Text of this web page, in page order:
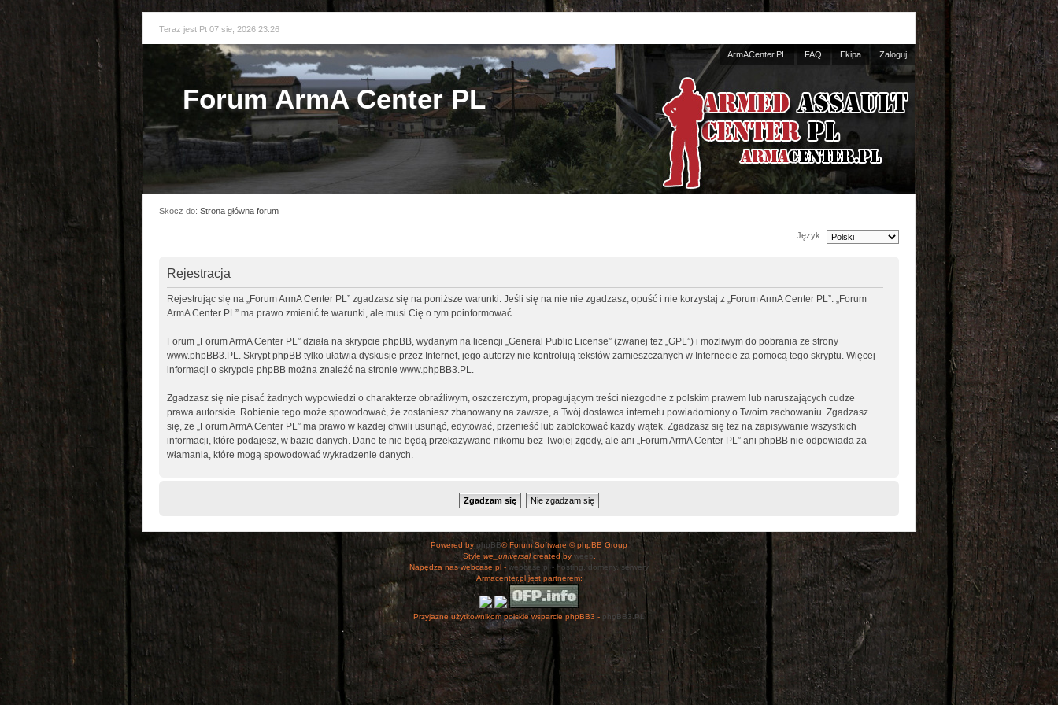
Teraz jest Pt 07 sie, 2026 23:26
ArmACenter.PL FAQ Ekipa Zaloguj
Forum ArmA Center PL
Skocz do: Strona główna forum
Język:
Rejestracja
Rejestrując się na „Forum ArmA Center PL” zgadzasz się na poniższe warunki. Jeśli się na nie nie zgadzasz, opuść i nie korzystaj z „Forum ArmA Center PL”. „Forum
ArmA Center PL” ma prawo zmienić te warunki, ale musi Cię o tym poinformować.
Forum „Forum ArmA Center PL” działa na skrypcie phpBB, wydanym na licencji „ General Public License” (zwanej też „GPL”) i możliwym do pobrania ze strony
www.phpBB3.PL
. Skrypt phpBB tylko ułatwia dyskusje przez Internet, jego autorzy nie kontrolują tekstów zamieszczanych w Internecie za pomocą tego skryptu. Więcej
informacji o skrypcie phpBB można znaleźć na stronie www.phpBB3.PL
Zgadzasz się nie pisać żadnych wypowiedzi o charakterze obraźliwym, oszczerczym, propagującym treści niezgodne z polskim prawem lub naruszających cudze
prawa autorskie. Robienie tego może spowodować, że zostaniesz zbanowany na zawsze, a Twój dostawca internetu powiadomiony o Twoim zachowaniu. Zgadzasz
się, że „Forum ArmA Center PL” ma prawo w każdej chwili usunąć, edytować, przenieść lub zablokować każdy wątek. Zgadzasz się też na zapisywanie wszystkich
informacji, które podajesz, w bazie danych. Dane te nie będą przekazywane nikomu bez Twojej zgody, ale ani „Forum ArmA Center PL” ani phpBB nie odpowiada za
włamania, które mogą spowodować wykradzenie danych.
Powered by phpBB® Forum Software © phpBB Group
Style we_universalcreated by weeb
Napędza nas webcase.pl - webcase.pl - hosting, domeny, serwery
Armacenter.pl jest partnerem:
Przyjazne użytkownikom polskie wsparcie phpBB3 - phpBB3.PL